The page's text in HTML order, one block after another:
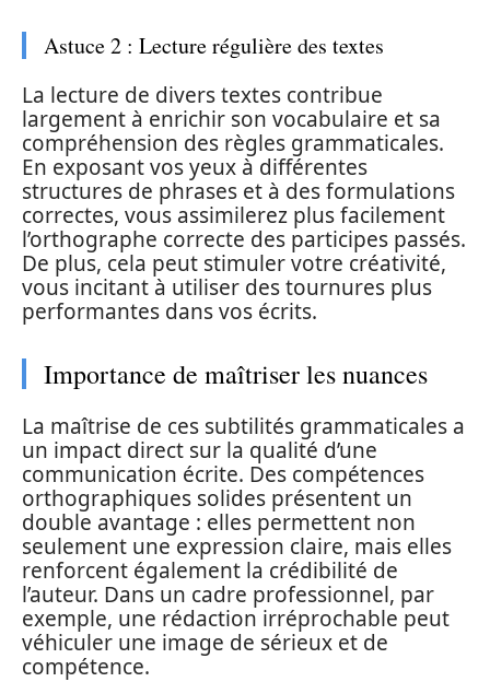
Astuce 2 : Lecture régulière des textes
La lecture de divers textes contribue
largement à enrichir son vocabulaire et sa
compréhension des règles grammaticales.
En exposant vos yeux à différentes
structures de phrases et à des formulations
correctes, vous assimilerez plus facilement
l’orthographe correcte des participes passés.
De plus, cela peut stimuler votre créativité,
vous incitant à utiliser des tournures plus
performantes dans vos écrits.
Importance de maîtriser les nuances
La maîtrise de ces subtilités grammaticales a
un impact direct sur la qualité d’une
communication écrite. Des compétences
orthographiques solides présentent un
double avantage : elles permettent non
seulement une expression claire, mais elles
renforcent également la crédibilité de
l’auteur. Dans un cadre professionnel, par
exemple, une rédaction irréprochable peut
véhiculer une image de sérieux et de
compétence.